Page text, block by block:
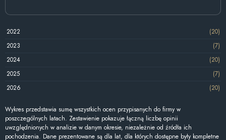
2022
(20)
2023
(7)
2024
(20)
2025
(7)
2026
(20)
Wykres przedstawia sumę wszystkich ocen przypisanych do firmy w
poszczególnych latach. Zestawienie pokazuje łączną liczbę opinii
uwzględnionych w analizie w danym okresie, niezależnie od źródła ich
pochodzenia. Dane prezentowane są dla lat, dla których dostępne były kompletne